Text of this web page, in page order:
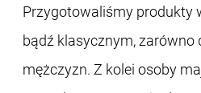
Przygotowaliśmy produkty
bądź klasycznym, zarówno
mężczyzn. Z kolei osoby